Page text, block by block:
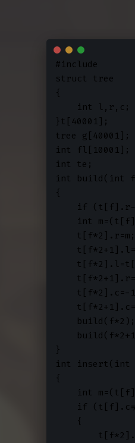
#include
struct tree
{
    int l,r,c;
}t[40001];
tree g[40001];
int fl[10001];
int te;
int build(int
{
if
int
    t[f*2].r=m;
t[f*2].c=-
    build(f*2);
}
int
{
int
if
    {